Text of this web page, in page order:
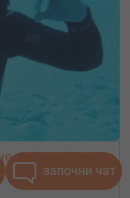
за 1 или 2-ма –
започни чат